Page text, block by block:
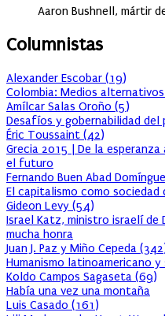
Aaron Bushnell, mártir
Columnistas
Alexander Escobar (19)
Colombia: Medios
Amílcar Salas Oroño (5)
Desafíos y gobernabilidad del
Éric Toussaint (42)
Grecia 2015 | De la
el futuro
Fernando Buen Abad
El capitalismo como sociedad
Gideon Levy (54)
Israel Katz, ministro israelí de
mucha honra
Juan J. Paz y Miño Cepeda (342
Humanismo latinoamericano y
Koldo Campos Sagaseta (69)
Había una vez una montaña
Luis Casado (161)